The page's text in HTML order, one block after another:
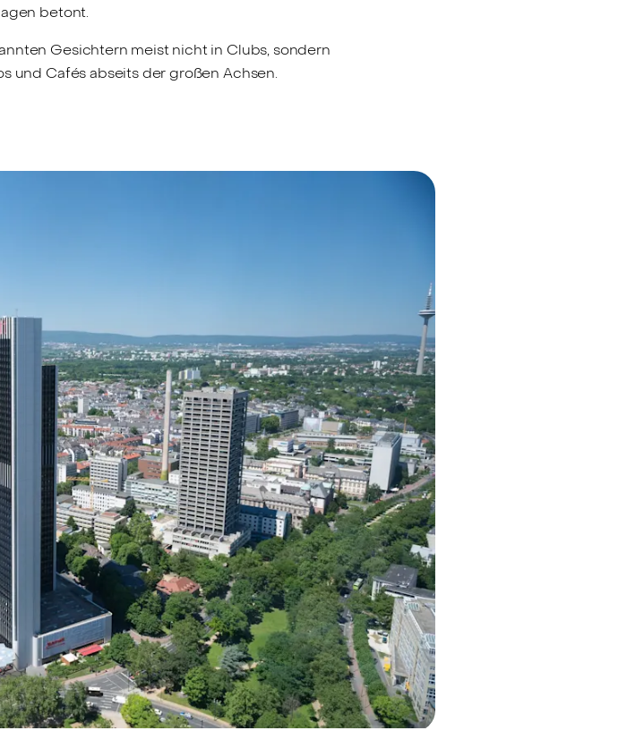
betont.
Gesichtern meist nicht in Clubs, sondern
und Cafés abseits der großen Achsen.